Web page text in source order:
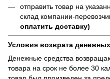
отправить товар на
склад компании-
оплатить доставку)
Условия возврата
Денежные средства
товара на срок не более 30